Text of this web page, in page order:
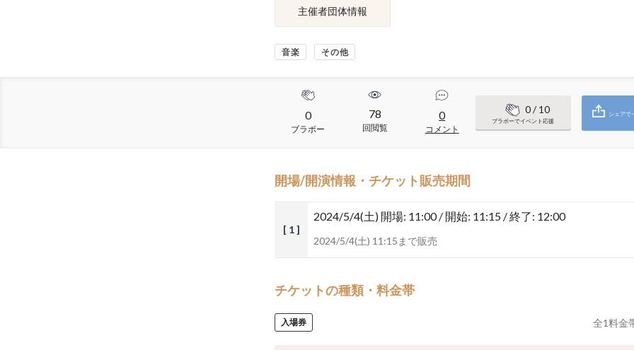
主催者団体情報
音楽 その他
0
ブラボー
78
回閲覧
0
コメント
0/ 10
ブラボーでイベント応援
シェアで
開場/開演情報・チケット販売期間
[ 1 ]
2024/5/4(土) 開場: 11:00 / 開始: 11:15 / 終了: 12:00
2024/5/4(土) 11:15まで販売
チケットの種類・料金帯
入場券 全1料金